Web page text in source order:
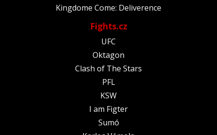
Kingdome Come: Deliverence
Fights.cz
UFC
Oktagon
Clash of The Stars
PFL
KSW
I am Figter
Sumó